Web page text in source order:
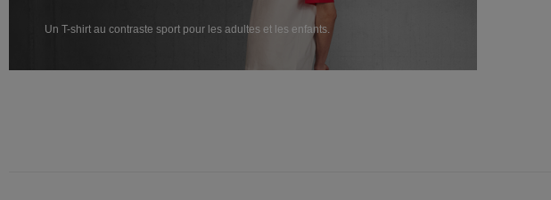
Un T-shirt au contraste sport pour les adultes et les enfants.